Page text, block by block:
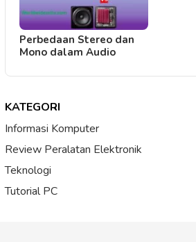
Perbedaan Stereo dan
Mono dalam Audio
KATEGORI
Informasi Komputer
Review Peralatan Elektronik
Teknologi
Tutorial PC